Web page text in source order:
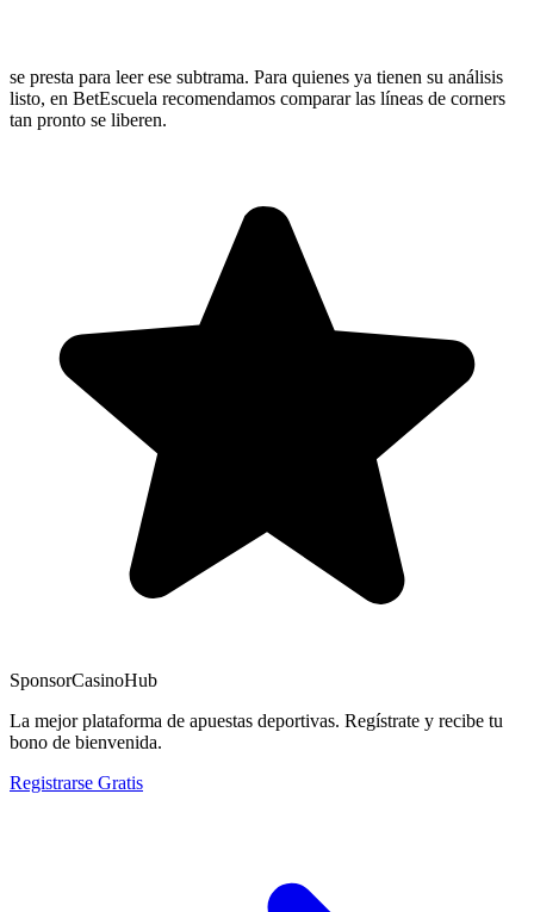
se presta para leer ese subtrama. Para quienes ya tienen su análisis
listo, en BetEscuela recomendamos comparar las líneas de corners
tan pronto se liberen.
SponsorCasinoHub
La mejor plataforma de apuestas deportivas. Regístrate y recibe tu
bono de bienvenida.
Registrarse Gratis